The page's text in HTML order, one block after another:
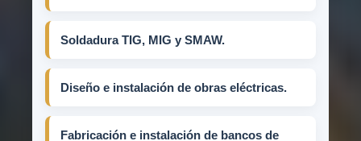
Soldadura TIG, MIG y SMAW.
Diseño e instalación de obras eléctricas.
Fabricación e instalación de bancos de